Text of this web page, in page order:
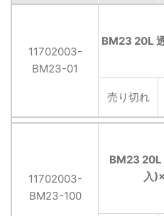
11702003-
BM23-01
BM23 20L
売り切れ
11702003-
BM23-100
BM23 20L
入